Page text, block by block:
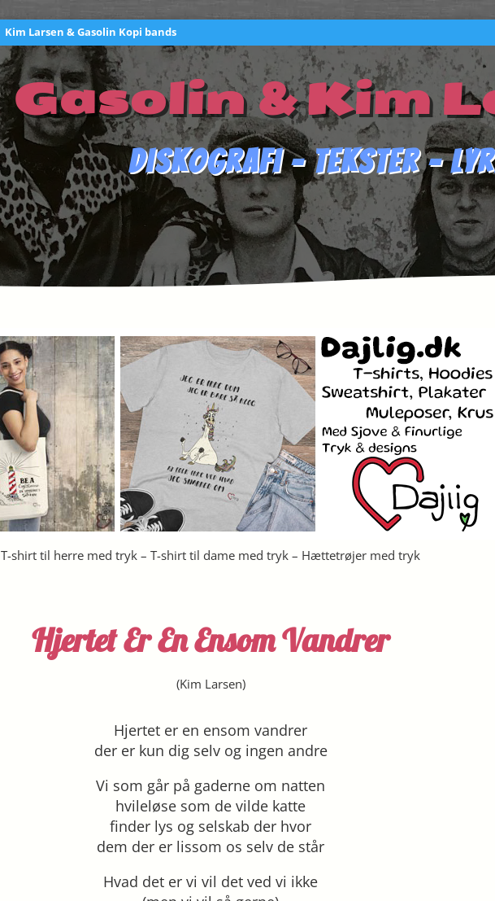
Kim Larsen & Gasolin Kopi bands
Gasolin & Kim
Diskografi – Tekster –
T-shirt til herre med tryk – T-shirt til dame med tryk – Hættetrøjer med tryk
Hjertet Er En Ensom Vandrer
(Kim Larsen)
Hjertet er en ensom vandrer
der er kun dig selv og ingen andre
Vi som går på gaderne om natten
hvileløse som de vilde katte
finder lys og selskab der hvor
dem der er lissom os selv de står
Hvad det er vi vil det ved vi ikke